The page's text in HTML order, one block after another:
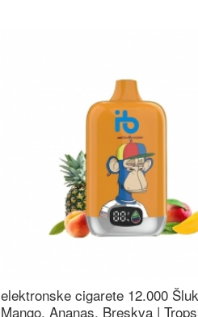
elektronske cigarete 12.000
Mango, Ananas, Breskva |